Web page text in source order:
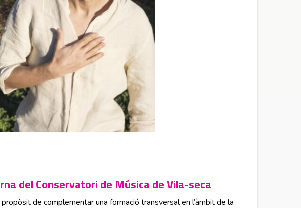
del Conservatori de Música de Vila-seca
de complementar una formació transversal en l’àmbit de la